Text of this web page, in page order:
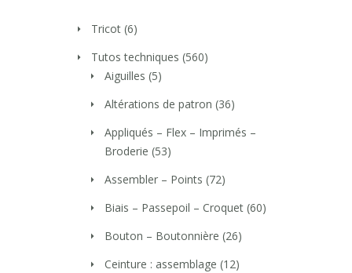
Tricot (6)
Tutos techniques (560)
Aiguilles (5)
Altérations de patron (36)
Appliqués – Flex – Imprimés –
Broderie (53)
Assembler – Points (72)
Biais – Passepoil – Croquet (60)
Bouton – Boutonnière (26)
Ceinture : assemblage (12)